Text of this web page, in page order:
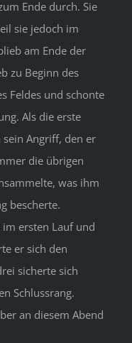
Ende durch. Sie
sie jedoch im
am Ende der
zu Beginn des
Feldes und schonte
Als die erste
Angriff, den er
die übrigen
was ihm
bescherte.
ersten Lauf und
er sich den
sicherte sich
Schlussrang.
an diesem Abend